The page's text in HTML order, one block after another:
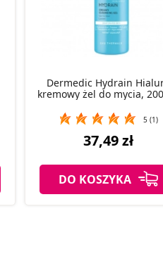
Dermedic Hydrain
kremowy żel do mycia,
5 (1)
37,49 zł
DO KOSZYKA